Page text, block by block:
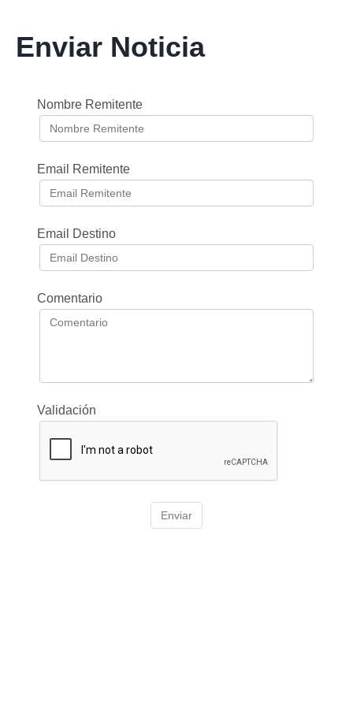
Enviar Noticia
Nombre Remitente
Email Remitente
Email Destino
Comentario
Validación